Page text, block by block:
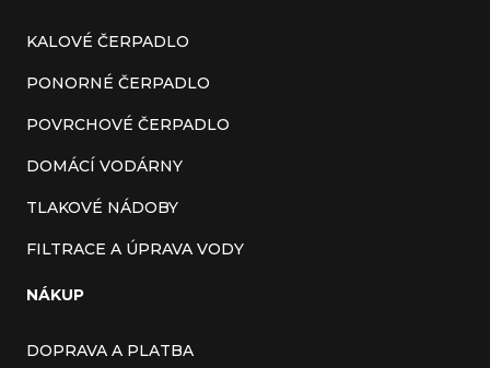
KALOVÉ ČERPADLO
PONORNÉ ČERPADLO
POVRCHOVÉ ČERPADLO
DOMÁCÍ VODÁRNY
TLAKOVÉ NÁDOBY
FILTRACE A ÚPRAVA VODY
NÁKUP
DOPRAVA A PLATBA